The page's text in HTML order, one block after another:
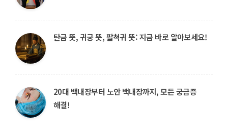
탄금 뜻, 귀궁 뜻, 팔척귀 뜻: 지금 바로 알아보세요!
20대 백내장부터 노안 백내장까지, 모든 궁금증
해결!